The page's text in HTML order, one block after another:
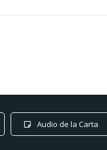
Audio de la Carta